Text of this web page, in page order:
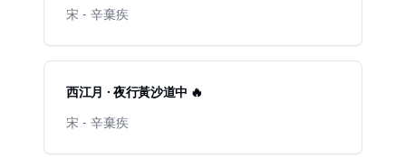
宋 - 辛棄疾
西江月 · 夜行黃沙道中 🔥
宋 - 辛棄疾